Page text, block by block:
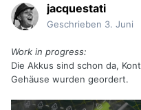
jacquestati
Geschrieben 3. Juni
Work in progress:
Die Akkus sind schon da,
Gehäuse wurden geordert.